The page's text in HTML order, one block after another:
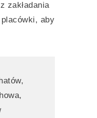
zakładania
aby